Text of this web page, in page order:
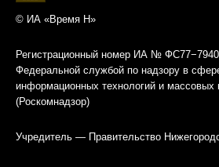
© ИА «Время Н»
Регистрационный номер ИА №
Федеральной службой по надзору в
информационных технологий и массовых
(Роскомнадзор)
Учредитель — Правительство